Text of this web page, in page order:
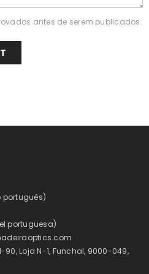
antes de serem publicados.
português)
portuguesa)
90, Loja N-1, Funchal, 9000-049,